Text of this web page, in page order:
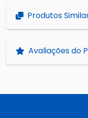
Produtos
Avaliações do